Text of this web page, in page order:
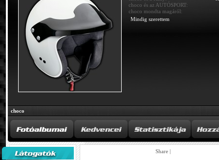
choco és az AUTÓSPORT:
choco mondta magáról:
Mindig szerettem
choco
Share |